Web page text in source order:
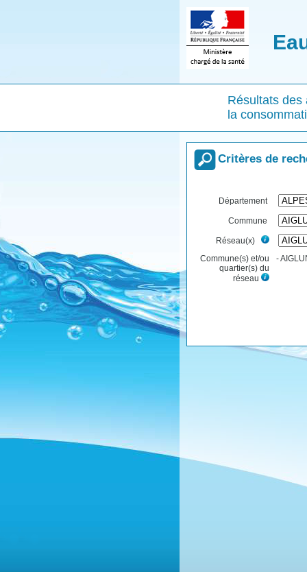
Résultats des
la
Critères de
Département
Commune
Réseau(x)
Commune(s) et/ou
quartier(s) du
réseau
-